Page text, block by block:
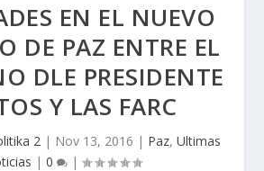
EN EL NUEVO
DE PAZ ENTRE EL
DLE PRESIDENTE
Y LAS FARC
2 | Nov 13, 2016 | Paz, Ultimas
| 0 |